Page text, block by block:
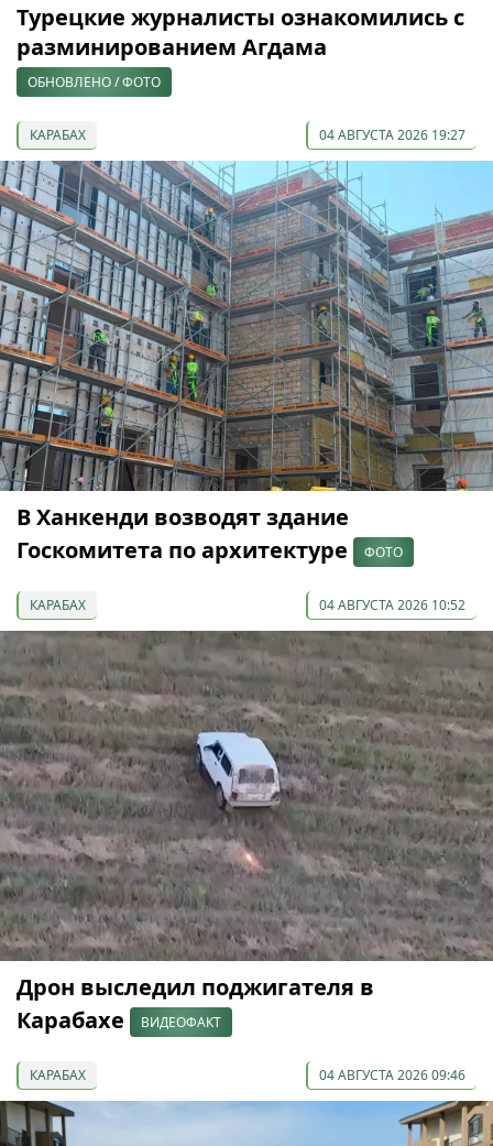
Турецкие журналисты ознакомились с
разминированием Агдама
ОБНОВЛЕНО / ФОТО
КАРАБАХ 04 АВГУСТА 2026 19:27
В Ханкенди возводят здание
Госкомитета по архитектуре
ФОТО
КАРАБАХ 04 АВГУСТА 2026 10:52
Дрон выследил поджигателя в
Карабахе
ВИДЕОФАКТ
КАРАБАХ 04 АВГУСТА 2026 09:46